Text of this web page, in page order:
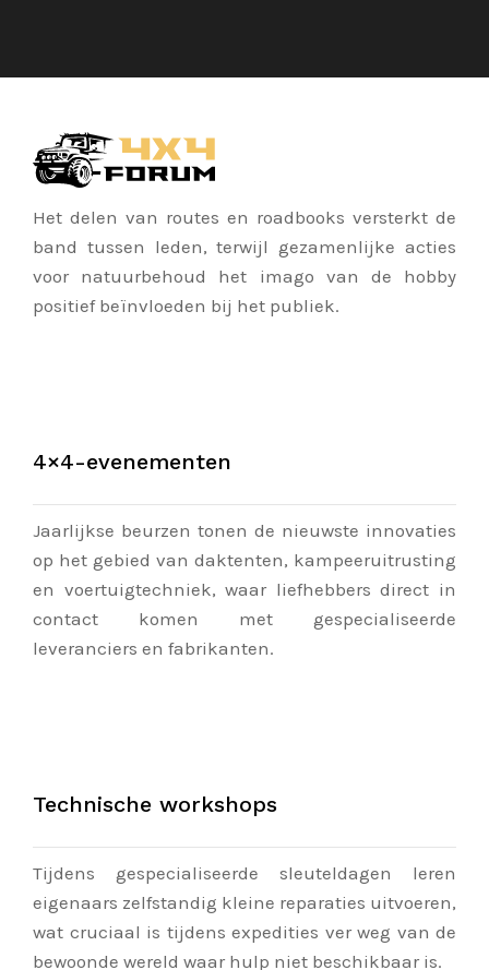
Het delen van routes en roadbooks versterkt de
band tussen leden, terwijl gezamenlijke acties
voor natuurbehoud het imago van de hobby
positief beïnvloeden bij het publiek.
4×4-evenementen
Jaarlijkse beurzen tonen de nieuwste innovaties
op het gebied van daktenten, kampeeruitrusting
en voertuigtechniek, waar liefhebbers direct in
contact komen met gespecialiseerde
leveranciers en fabrikanten.
Technische workshops
Tijdens gespecialiseerde sleuteldagen leren
eigenaars zelfstandig kleine reparaties uitvoeren,
wat cruciaal is tijdens expedities ver weg van de
bewoonde wereld waar hulp niet beschikbaar is.